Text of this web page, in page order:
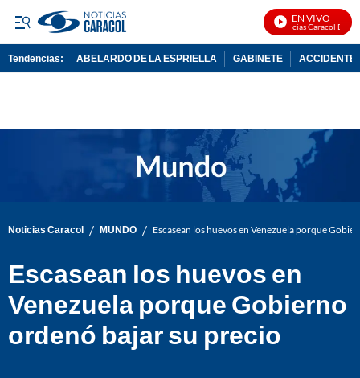
EN VIVO
Noticias Caracol En
Tendencias: ABELARDO DE LA ESPRIELLA GABINETE ACCIDENTE
Noticias Caracol / MUNDO / Escasean los huevos en Venezuela porque
Escasean los huevos en
Venezuela porque Gobierno
ordenó bajar su precio